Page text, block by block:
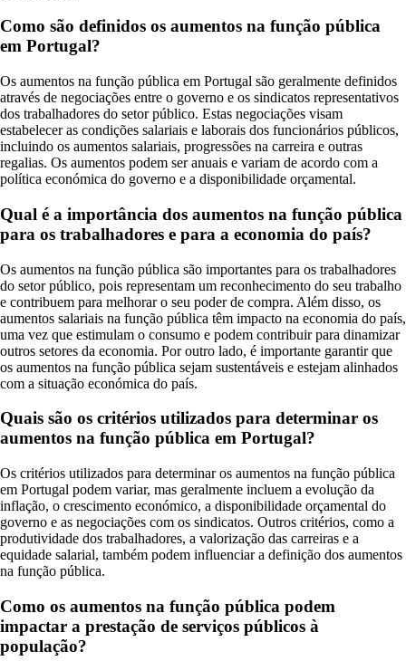
Como são definidos os aumentos na função pública
em Portugal?
Os aumentos na função pública em Portugal são geralmente definidos
através de negociações entre o governo e os sindicatos representativos
dos trabalhadores do setor público. Estas negociações visam
estabelecer as condições salariais e laborais dos funcionários públicos,
incluindo os aumentos salariais, progressões na carreira e outras
regalias. Os aumentos podem ser anuais e variam de acordo com a
política económica do governo e a disponibilidade orçamental.
Qual é a importância dos aumentos na função pública
para os trabalhadores e para a economia do país?
Os aumentos na função pública são importantes para os trabalhadores
do setor público, pois representam um reconhecimento do seu trabalho
e contribuem para melhorar o seu poder de compra. Além disso, os
aumentos salariais na função pública têm impacto na economia do país,
uma vez que estimulam o consumo e podem contribuir para dinamizar
outros setores da economia. Por outro lado, é importante garantir que
os aumentos na função pública sejam sustentáveis e estejam alinhados
com a situação económica do país.
Quais são os critérios utilizados para determinar os
aumentos na função pública em Portugal?
Os critérios utilizados para determinar os aumentos na função pública
em Portugal podem variar, mas geralmente incluem a evolução da
inflação, o crescimento económico, a disponibilidade orçamental do
governo e as negociações com os sindicatos. Outros critérios, como a
produtividade dos trabalhadores, a valorização das carreiras e a
equidade salarial, também podem influenciar a definição dos aumentos
na função pública.
Como os aumentos na função pública podem
impactar a prestação de serviços públicos à
população?